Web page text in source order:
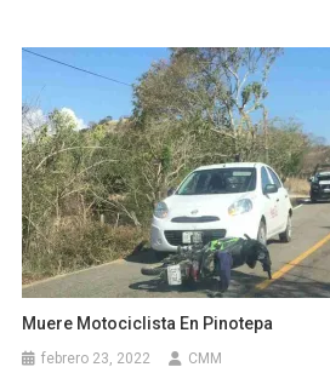
Muere Motociclista En Pinotepa
febrero 23, 2022 CMM